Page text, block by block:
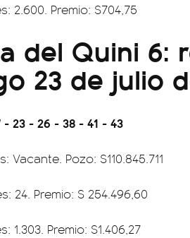
2.600. Premio: $704,75
del Quini 6:
23 de julio
23 - 26 - 38 - 41 - 43
Pozo: $110.845.711
24. Premio: $ 254.496,60
1.303. Premio: $1.406,27